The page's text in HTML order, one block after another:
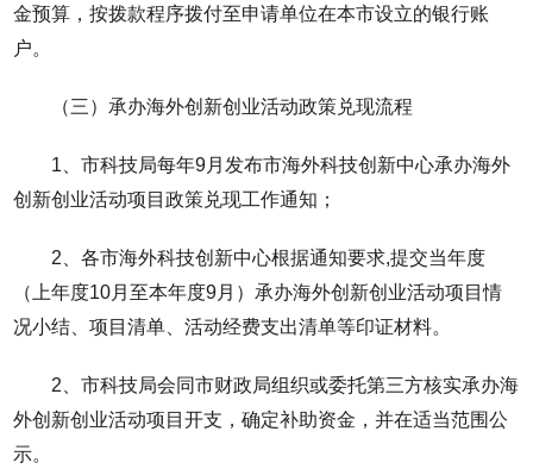
金预算，按拨款程序拨付至申请单位在本市设立的银行账
户。
（三）承办海外创新创业活动政策兑现流程
1、市科技局每年9月发布市海外科技创新中心承办海外
创新创业活动项目政策兑现工作通知；
2、各市海外科技创新中心根据通知要求,提交当年度
（上年度10月至本年度9月）承办海外创新创业活动项目情
况小结、项目清单、活动经费支出清单等印证材料。
2、市科技局会同市财政局组织或委托第三方核实承办海
外创新创业活动项目开支，确定补助资金，并在适当范围公
示。